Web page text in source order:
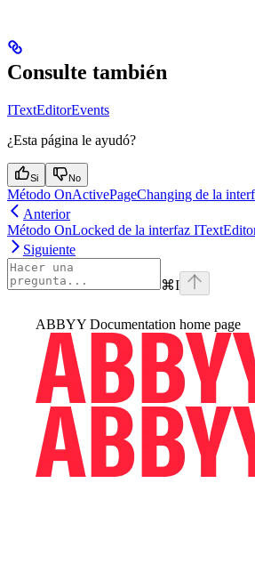
Consulte también
ITextEditorEvents
¿Esta página le ayudó?
Si No
Método OnActivePageChanging de la
Anterior
Método OnLocked de la interfaz
Siguiente
⌘I
ABBYY Documentation home page